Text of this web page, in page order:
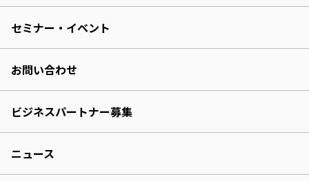
セミナー・イベント
お問い合わせ
ビジネスパートナー募集
ニュース